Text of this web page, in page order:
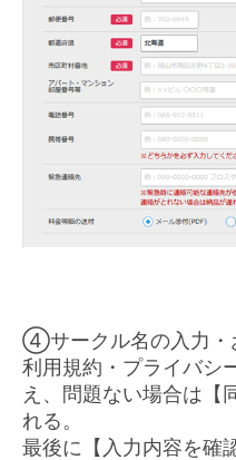
④サークル名の入力・
利用規約・プライバシ
え、問題ない場合は【
れる。
最後に【入力内容を確